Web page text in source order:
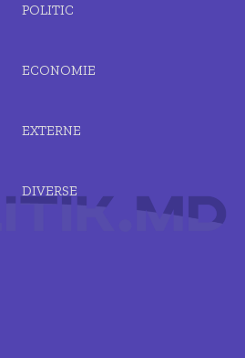
POLITIC
ECONOMIE
EXTERNE
DIVERSE